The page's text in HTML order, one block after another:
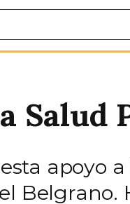
Salud
apoyo
Belgrano.